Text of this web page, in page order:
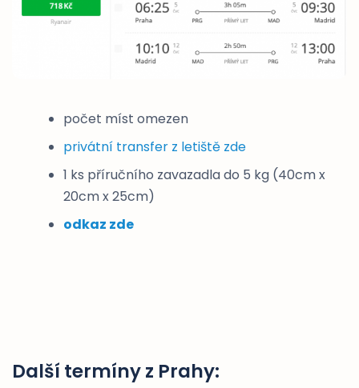
počet míst omezen
privátní transfer z letiště zde
1 ks příručního zavazadla do 5 kg (40cm x
20cm x 25cm)
odkaz zde
Další termíny z Prahy: